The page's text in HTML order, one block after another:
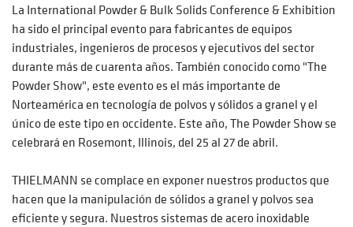
La International Powder & Bulk Solids Conference & Exhibition
ha sido el principal evento para fabricantes de equipos
industriales, ingenieros de procesos y ejecutivos del sector
durante más de cuarenta años. También conocido como "The
Powder Show", este evento es el más importante de
Norteamérica en tecnología de polvos y sólidos a granel y el
único de este tipo en occidente. Este año, The Powder Show se
celebrará en Rosemont, Illinois, del 25 al 27 de abril.
THIELMANN se complace en exponer nuestros productos que
hacen que la manipulación de sólidos a granel y polvos sea
eficiente y segura. Nuestros sistemas de acero inoxidable